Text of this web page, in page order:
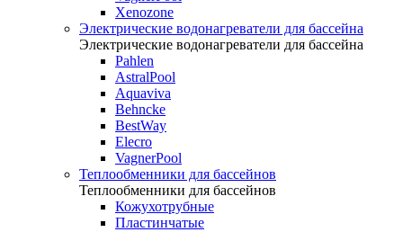
Xenozone
Электрические водонагреватели для бассейна
Электрические водонагреватели для бассейна
Pahlen
AstralPool
Aquaviva
Behncke
BestWay
Elecro
VagnerPool
Теплообменники для бассейнов
Теплообменники для бассейнов
Кожухотрубные
Пластинчатые